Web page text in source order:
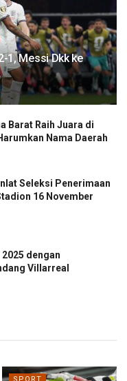
1, Messi Dkk ke
Barat Raih Juara di
Nama Daerah
Seleksi Penerimaan
16 November
dengan
Villarreal
SPORT